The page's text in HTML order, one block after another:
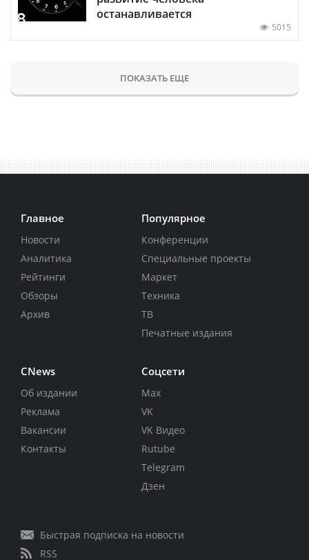
останавливается
5015
ПОКАЗАТЬ ЕЩЕ
Главное
Новости
Аналитика
Рейтинги
Обзоры
Архив
Популярное
Конференции
Специальные проекты
Маркет
Техника
ТВ
Печатные издания
CNews
Об издании
Реклама
Вакансии
Контакты
Соцсети
Max
VK
VK Видео
Rutube
Telegram
Дзен
Быстрая подписка на новости
RSS